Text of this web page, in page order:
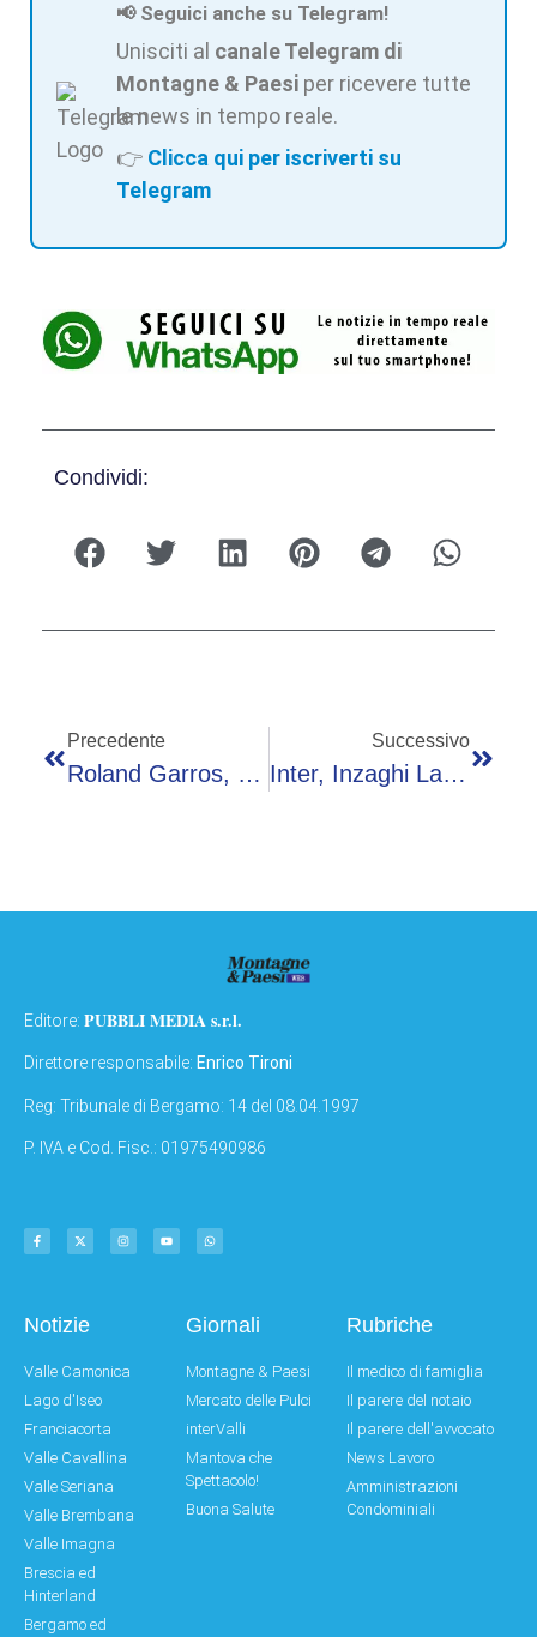
📢 Seguici anche su Telegram!
Unisciti al canale Telegram di
Montagne & Paesi per ricevere tutte
le news in tempo reale.
👉 Clicca qui per iscriverti su
Telegram
Condividi:
Precedente
Roland Garros, Musetti Calcia Pallina E Tiafoe Fa ‘la Spia’: Azzurro Ammonito
Successivo
Inter, Inzaghi Lascia La Panchina: Va All’Al-Hilal
Editore: PUBBLI MEDIA s.r.l.
Direttore responsabile: Enrico Tironi
Reg: Tribunale di Bergamo: 14 del 08.04.1997
P. IVA e Cod. Fisc.: 01975490986
Notizie
Valle Camonica
Lago d'Iseo
Franciacorta
Valle Cavallina
Valle Seriana
Valle Brembana
Valle Imagna
Brescia ed
Hinterland
Bergamo ed
Giornali
Montagne & Paesi
Mercato delle Pulci
interValli
Mantova che
Spettacolo!
Buona Salute
Rubriche
Il medico di famiglia
Il parere del notaio
Il parere dell'avvocato
News Lavoro
Amministrazioni
Condominiali